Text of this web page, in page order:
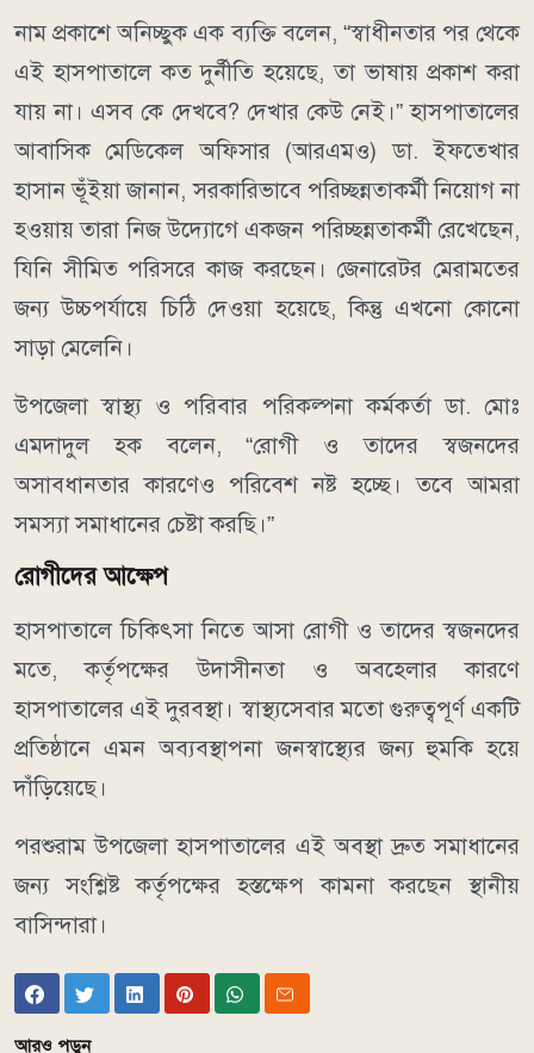
নাম প্রকাশে অনিচ্ছুক এক ব্যক্তি বলেন, “স্বাধীনতার পর থেকে
এই হাসপাতালে কত দুর্নীতি হয়েছে, তা ভাষায় প্রকাশ করা
যায় না। এসব কে দেখবে? দেখার কেউ নেই।” হাসপাতালের
আবাসিক মেডিকেল অফিসার (আরএমও) ডা. ইফতেখার
হাসান ভূঁইয়া জানান, সরকারিভাবে পরিচ্ছন্নতাকর্মী নিয়োগ না
হওয়ায় তারা নিজ উদ্যোগে একজন পরিচ্ছন্নতাকর্মী রেখেছেন,
যিনি সীমিত পরিসরে কাজ করছেন। জেনারেটর মেরামতের
জন্য উচ্চপর্যায়ে চিঠি দেওয়া হয়েছে, কিন্তু এখনো কোনো
সাড়া মেলেনি।
উপজেলা স্বাস্থ্য ও পরিবার পরিকল্পনা কর্মকর্তা ডা. মোঃ
এমদাদুল হক বলেন, “রোগী ও তাদের স্বজনদের
অসাবধানতার কারণেও পরিবেশ নষ্ট হচ্ছে। তবে আমরা
সমস্যা সমাধানের চেষ্টা করছি।”
রোগীদের আক্ষেপ
হাসপাতালে চিকিৎসা নিতে আসা রোগী ও তাদের স্বজনদের
মতে, কর্তৃপক্ষের উদাসীনতা ও অবহেলার কারণে
হাসপাতালের এই দুরবস্থা। স্বাস্থ্যসেবার মতো গুরুত্বপূর্ণ একটি
প্রতিষ্ঠানে এমন অব্যবস্থাপনা জনস্বাস্থ্যের জন্য হুমকি হয়ে
দাঁড়িয়েছে।
পরশুরাম উপজেলা হাসপাতালের এই অবস্থা দ্রুত সমাধানের
জন্য সংশ্লিষ্ট কর্তৃপক্ষের হস্তক্ষেপ কামনা করছেন স্থানীয়
বাসিন্দারা।
আরও পড়ুন